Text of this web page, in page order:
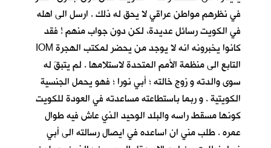
في نظرهم مواطن عراقي لا يحق له ذلك . ارسل الى اهله
في الكويت رسائل عديدة، لكن دون جواب منهم ! فقد
كانوا يخبرونه انه لا يوجد من يحضر لمكتب الهجرة IOM
التابع الى منظمة الأمم المتحدة لاستلامها . لم يتبقَ له
سوى والدته و زوج خالته ؛ أبي نورا ؛ فهو يحمل الجنسية
الكويتية . و ربما باستطاعته مساعدته في العودة للكويت
كونها مسقط راسه والبلد الوحيد الذي عاش فيه طوال
عمره . طلب مني ان اساعده في ايصال رسالته الى أبي